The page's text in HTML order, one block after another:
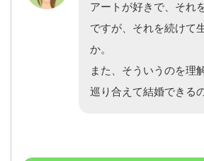
アートが好きで、それ
ですが、それを続けて
か。
また、そういうのを理
巡り合えて結婚できるの